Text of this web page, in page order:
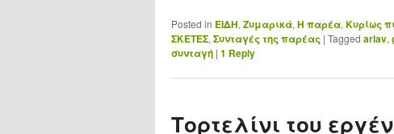
Posted in ΕΙΔΗ, Ζυμαρικά, Η παρέα, Κυρίως
ΣΚΕΤΕΣ, Συνταγές της παρέας | Tagged arlav,
συνταγή | 1 Reply
Τορτελίνι του